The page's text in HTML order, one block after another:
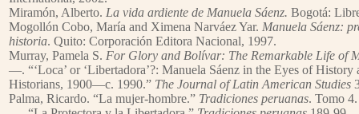
Miramón, Alberto. La vida ardiente de Manuela Sáenz. Bogotá:
Mogollón Cobo, María and Ximena Narváez Yar. Manuela Sáenz:
historia. Quito: Corporación Editora Nacional, 1997.
Murray, Pamela S. For Glory and Bolívar: The Remarkable Life of
—. “‘Loca’ or ‘Libertadora’?: Manuela Sáenz in the Eyes of History
Historians, 1900—c. 1990.” The Journal of Latin American Studies
Palma, Ricardo. “La mujer-hombre.” Tradiciones peruanas. Tomo